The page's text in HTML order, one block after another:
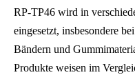
RP-TP46 wird in
eingesetzt, insbesondere
Bändern und
Produkte weisen im